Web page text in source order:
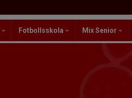
Fotbollsskola Mix Senior